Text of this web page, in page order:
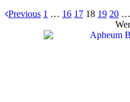
Previous 1 … 16 17 18 19 20 …